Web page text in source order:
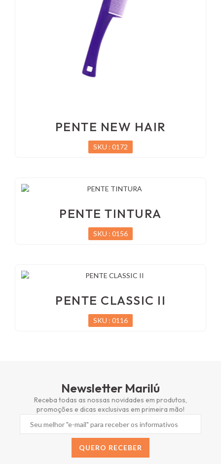
PENTE NEW HAIR
SKU : 0172
PENTE TINTURA
SKU : 0156
PENTE CLASSIC II
SKU : 0116
Newsletter Marilú
Receba todas as nossas novidades em produtos,
promoções e dicas exclusivas em primeira mão!
QUERO RECEBER